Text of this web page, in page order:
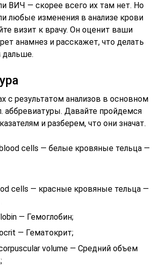
ВИЧ — скорее всего их там нет. Но
любые изменения в анализе крови
визит к врачу. Он оценит ваши
анамнез и расскажет, что делать
дальше.
с результатом анализов в основном
аббревиатуры. Давайте пройдемся
и разберем, что они значат.
cells — белые кровяные тельца —
cells — красные кровяные тельца —
— Гемоглобин;
— Гематокрит;
volume — Средний объем